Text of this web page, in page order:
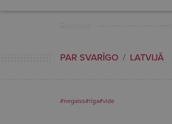
PAR SVARĪGO LATVIJĀ
#negaiss#rīga#vide